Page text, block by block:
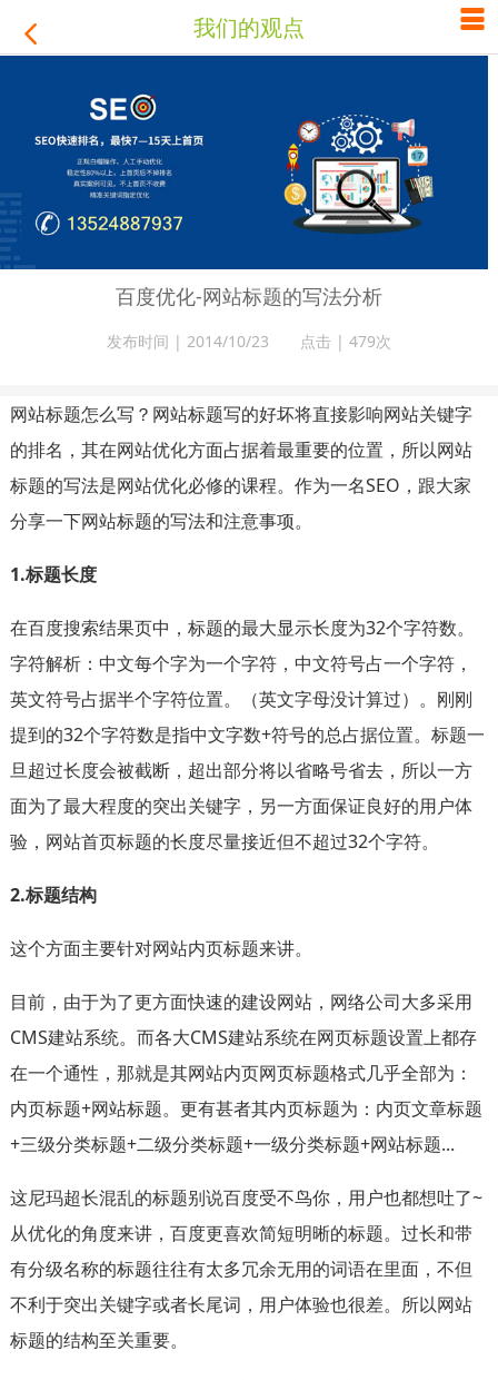
 我们的观点 
百度优化-网站标题的写法分析
发布时间 | 2014/10/23 点击 | 479次
网站标题怎么写？网站标题写的好坏将直接影响网站关键字
的排名，其在网站优化方面占据着最重要的位置，所以网站
标题的写法是网站优化必修的课程。作为一名SEO，跟大家
分享一下网站标题的写法和注意事项。
1.标题长度
在百度搜索结果页中，标题的最大显示长度为32个字符数。
字符解析：中文每个字为一个字符，中文符号占一个字符，
英文符号占据半个字符位置。（英文字母没计算过）。刚刚
提到的32个字符数是指中文字数+符号的总占据位置。标题一
旦超过长度会被截断，超出部分将以省略号省去，所以一方
面为了最大程度的突出关键字，另一方面保证良好的用户体
验，网站首页标题的长度尽量接近但不超过32个字符。
2.标题结构
这个方面主要针对网站内页标题来讲。
目前，由于为了更方面快速的建设网站，网络公司大多采用
CMS建站系统。而各大CMS建站系统在网页标题设置上都存
在一个通性，那就是其网站内页网页标题格式几乎全部为：
内页标题+网站标题。更有甚者其内页标题为：内页文章标题
+三级分类标题+二级分类标题+一级分类标题+网站标题...
这尼玛超长混乱的标题别说百度受不鸟你，用户也都想吐了~
从优化的角度来讲，百度更喜欢简短明晰的标题。过长和带
有分级名称的标题往往有太多冗余无用的词语在里面，不但
不利于突出关键字或者长尾词，用户体验也很差。所以网站
标题的结构至关重要。